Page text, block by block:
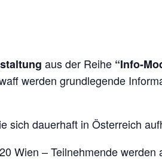
aus der Reihe “Info-
werden grundlegende
sich dauerhaft in Österreich
Wien – Teilnehmende werden